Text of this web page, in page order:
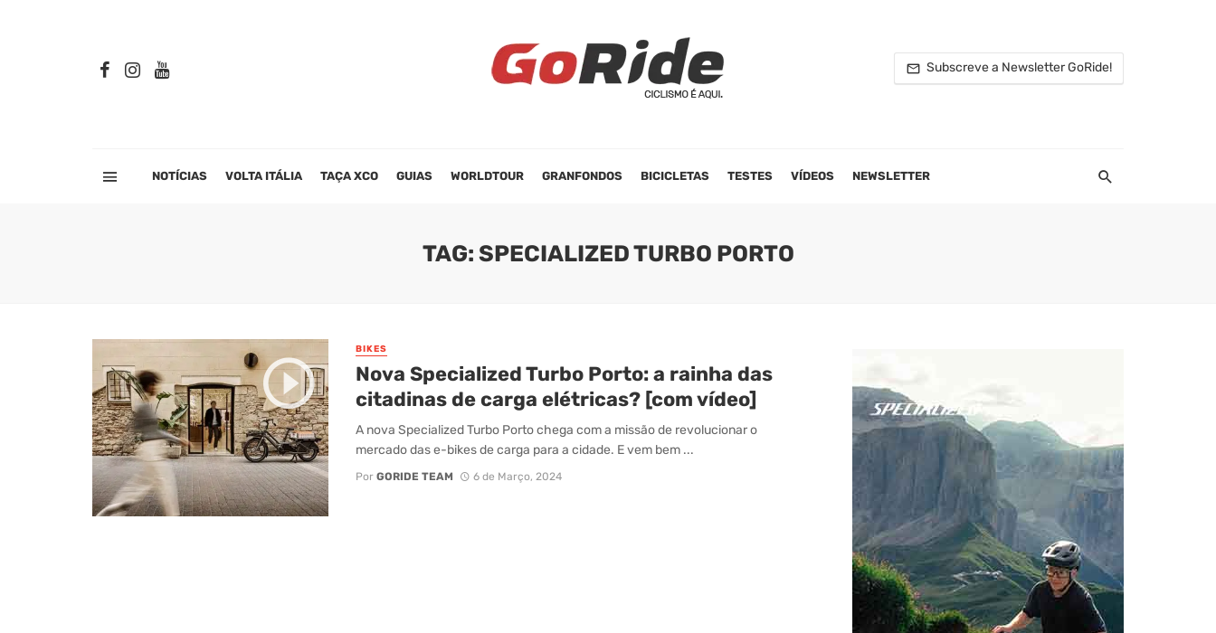
Subscreve a Newsletter GoRide!
NOTÍCIAS VOLTA ITÁLIA TAÇA XCO GUIAS WORLDTOUR GRANFONDOS BICICLETAS TESTES VÍDEOS NEWSLETTER
TAG: SPECIALIZED TURBO PORTO
BIKES
Nova Specialized Turbo Porto: a rainha das
citadinas de carga elétricas? [com vídeo]
A nova Specialized Turbo Porto chega com a missão de revolucionar o
mercado das e-bikes de carga para a cidade. E vem bem ...
Por GORIDE TEAM 6 de Março, 2024